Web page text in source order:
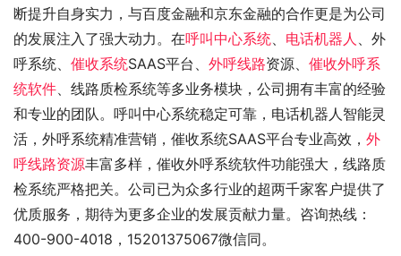
断提升自身实力，与百度金融和京东金融的合作更是为公司
的发展注入了强大动力。在呼叫中心系统 电话机器人
、外
呼系统、 催收系统SAAS平台、 外呼线路资源、 催收外呼系
统软件 、线路质检系统等多业务模块，公司拥有丰富的经验
和专业的团队。呼叫中心系统稳定可靠，电话机器人智能灵
活，外呼系统精准营销，催收系统SAAS平台专业高效， 外
呼线路资源丰富多样，催收外呼系统软件功能强大，线路质
检系统严格把关。公司已为众多行业的超两千家客户提供了
优质服务，期待为更多企业的发展贡献力量。咨询热线：
400-900-4018，15201375067微信同。